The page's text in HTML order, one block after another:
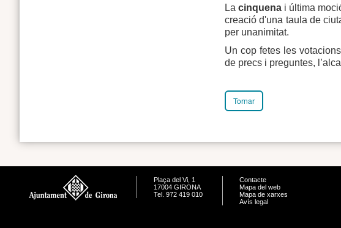
La cinquena i última
creació d'una taula de
per unanimitat.
Un cop fetes les
de precs i preguntes,
Tornar
Plaça del Vi, 1
17004 GIRONA
Tel. 972 419 010
Contacte
Mapa del web
Mapa de xarxes
Avís legal